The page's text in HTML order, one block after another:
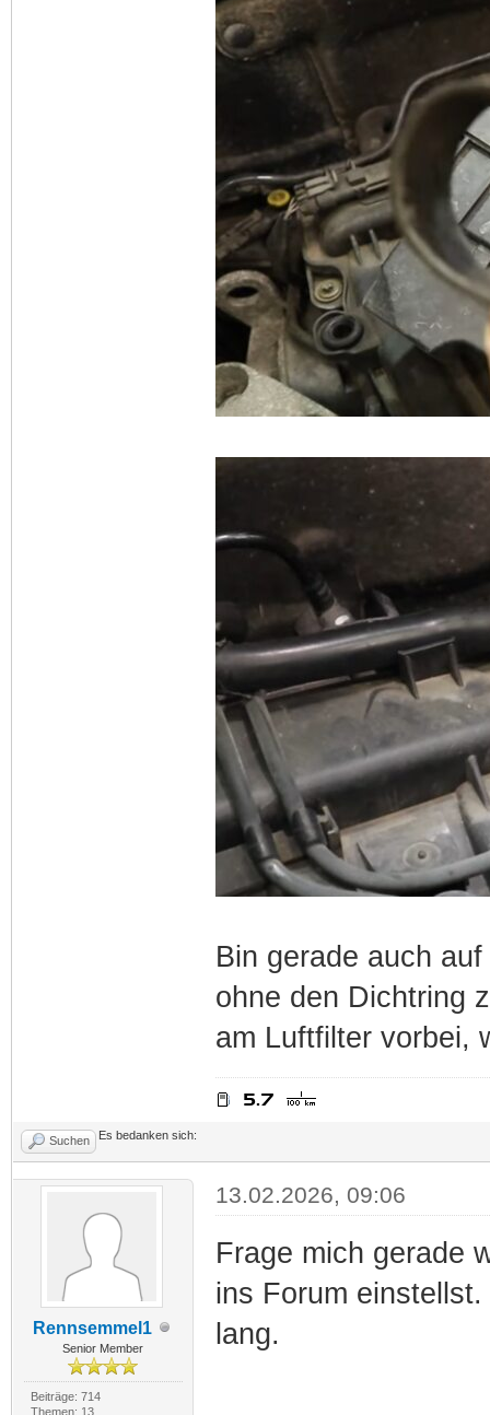
Bin gerade auch
ohne den Dichtring
am Luftfilter vorbei,
Suchen Es bedanken sich:
Rennsemmel1
Senior Member
Beiträge: 714
Themen: 13
13.02.2026, 09:06
Frage mich gerade
ins Forum
lang.